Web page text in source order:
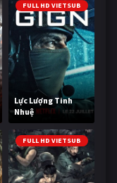
FULL HD VIETSUB
Lực Lượng Tinh
Nhuệ
FULL HD VIETSUB